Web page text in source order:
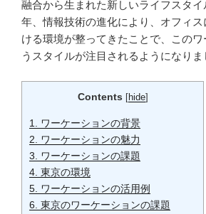
融合から生まれた新しいライフスタ
年、情報技術の進化により、オフィ
ける環境が整ってきたことで、この
うスタイルが注目されるようになりま
Contents [hide]
1.
ワーケーションの背景
2.
ワーケーションの魅力
3.
ワーケーションの課題
4. 東京の環境
5. ワーケーションの活用例
6. 東京のワーケーションの課題